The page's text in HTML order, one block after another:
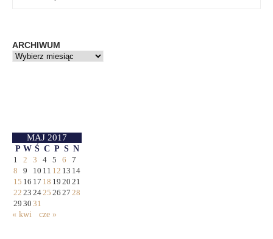
ARCHIWUM
MAJ 2017
P W Ś C P S N
1
2 3 4 5 6
7
8
9 10 11 12 13 14
15 16 17 18 19 20 21
22 23 2425 26 27 28
29 30 31
« kwi
cze »